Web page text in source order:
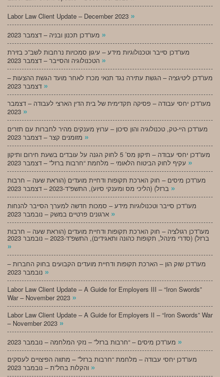
Labor Law Client Update – December 2023 »
»
מעו”דכן סייבר וטכנולוגיות מידע – עיגון סמכויות נרחבות לשב”כ בזירת
»
מעו”דכן ליטיגציה – הגשת עתירה נגד תנאי מכרז לאחר מועד הגשת ההצעות –
»
מעו”דכן יחסי עבודה – פסיקה תקדימית של בית הדין הארצי לעבודה – דצמבר
»
מעו”דכן היי-טק, טכנולוגיה והון סיכון – ערוץ מענקים מהיר לחברות עם תזרים
»
מעו”דכן יחסי עבודה – תיקון מס’ 5 לחוק הגנה על עובדים בשעת חירום ותיקון
»
מעו”דכן מיסים – חוק הארכת תקופות ודחיית מועדים (הוראת שעה – חרבות
»
מעו”דכן סייבר וטכנולוגיות מידע – סמכות חדשה למערך הסייבר להנחות
»
מעו”דכן רגולציה – חוק הארכת תקופות ודחיית מועדים (הוראת שעה – חרבות
ברזל) (סדרי מינהל, תקופות כהונה ותאגידים), התשפ”ד-2023 – נובמבר 2023
»
מעו”דכן שוק הון – הארכת תקופות ודחיית מועדים הקבועים בחוק החברות –
»
Labor Law Client Update – A Guide for Employers III – “Iron Swords”
War – November 2023 »
Labor Law Client Update – A Guide for Employers II – “Iron Swords” War
– November 2023 »
»
מעו”דכן יחסי עבודה – מלחמת “חרבות ברזל” – מתווה הפיצויים לעסקים
»